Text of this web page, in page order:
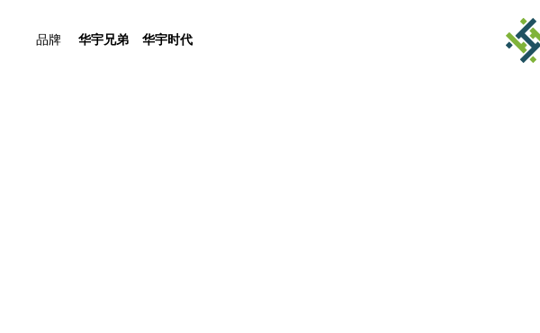
品牌 华宇兄弟 华宇时代